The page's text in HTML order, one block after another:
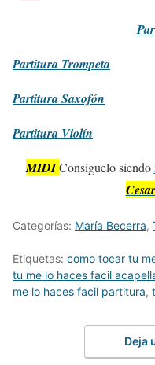
Partitura Trompeta
PartituraSaxofón
Partitura Violín
MIDI Consíguelo siendo
Categorías: María Becerra,
Etiquetas: como tocar tu
tu me lo haces facil
me lo haces facil partitura,
Deja